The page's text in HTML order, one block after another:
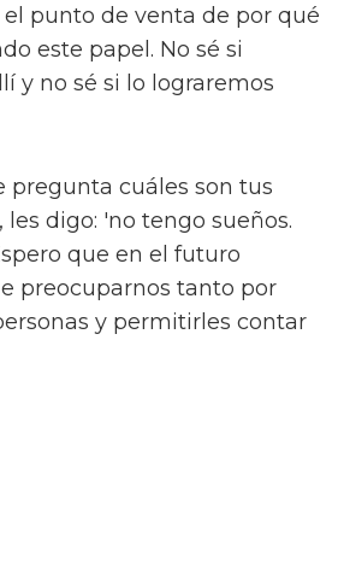
punto de venta de por qué
este papel. No sé si
y no sé si lo lograremos
pregunta cuáles son tus
les digo: 'no tengo sueños.
que en el futuro
preocuparnos tanto por
y permitirles contar